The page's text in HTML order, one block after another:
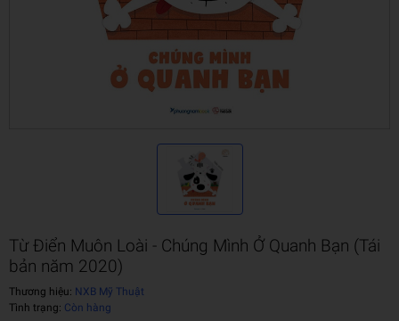
Từ Điển Muôn Loài - Chúng Mình Ở Quanh Bạn (Tái
bản năm 2020)
Thương hiệu: NXB Mỹ Thuật
Tình trạng: Còn hàng